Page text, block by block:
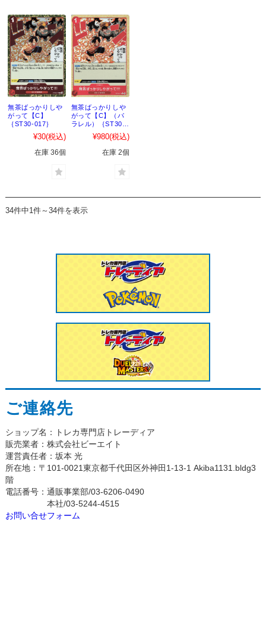
無茶ばっかりしや
がって【C】
｛ST30-017｝
¥30(税込)
在庫 36個
無茶ばっかりしや
がって【C】（パ
ラレル）｛ST30-
¥980(税込)
在庫 2個
34件中1件～34件を表示
ご連絡先
ショップ名：トレカ専門店トレーディア
販売業者：株式会社ビーエイト
運営責任者：坂本 光
所在地：〒101-0021東京都千代田区外神田1-13-1 Akiba1131.bldg3
階
電話番号：通販事業部/03-6206-0490
本社/03-5244-4515
お問い合せフォーム